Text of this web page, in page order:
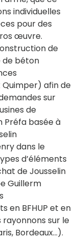
individuelles
pour des
œuvre.
de
de béton
afin de
sur
de
basée à
dans le
d’éléments
de Jousselin
Guillerm
en BFHUP et en
sur le
Bordeaux…).